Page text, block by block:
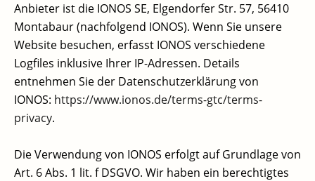
Anbieter ist die IONOS SE, Elgendorfer Str. 57, 56410
Montabaur (nachfolgend IONOS). Wenn Sie unsere
Website besuchen, erfasst IONOS verschiedene
Logfiles inklusive Ihrer IP-Adressen. Details
entnehmen Sie der Datenschutzerklärung von
IONOS: https://www.ionos.de/terms-gtc/terms-
privacy.
Die Verwendung von IONOS erfolgt auf Grundlage von
Art. 6 Abs. 1 lit. f DSGVO. Wir haben ein berechtigtes